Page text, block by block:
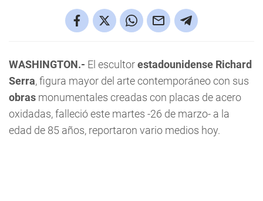
WASHINGTON.- El escultorestadounidense Richard
Serra, figura mayor del arte contemporáneo con sus
obras monumentales creadas con placas de acero
oxidadas, falleció este martes -26 de marzo- a la
edad de 85 años, reportaron vario medios hoy.